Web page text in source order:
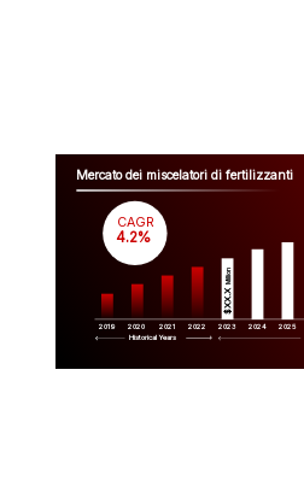
Mercato dei miscelatori di fertilizzanti
2019 2020 2021 2022 2023 2024 2025
$XX.X
Million
CAGR
4.2%
Historical Years